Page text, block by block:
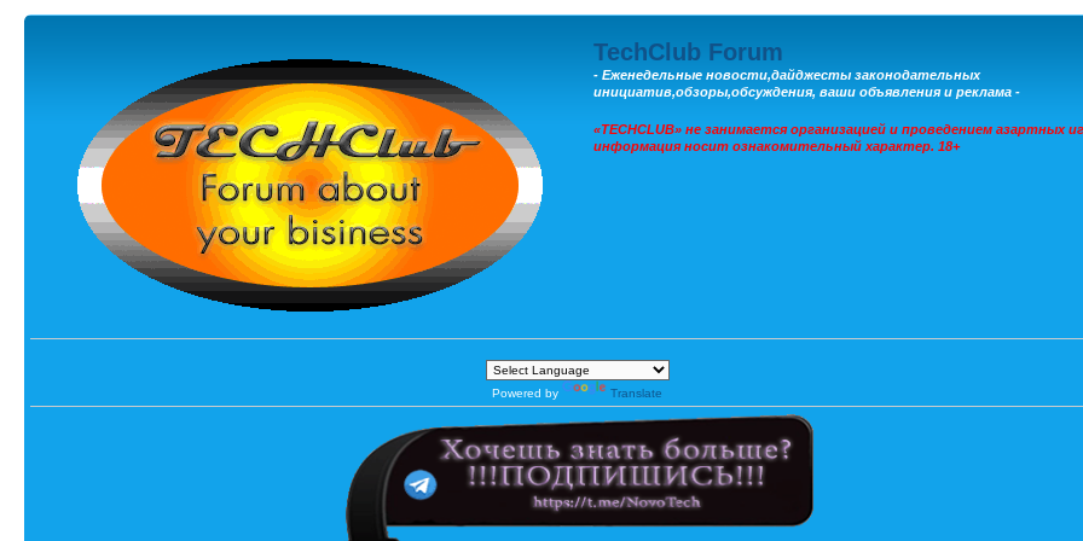
TechClub Forum
- Еженедельные новости,дайджесты законодательных
инициатив,обзоры,обсуждения, ваши объявления и реклама -
«TECHCLUB» не занимается организацией и проведением азартных
информация носит ознакомительный характер. 18+
Powered by Translate